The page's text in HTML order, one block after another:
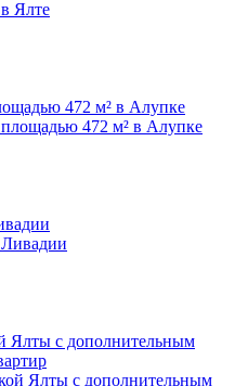
472 м² в Алупке
Ялты с дополнительным